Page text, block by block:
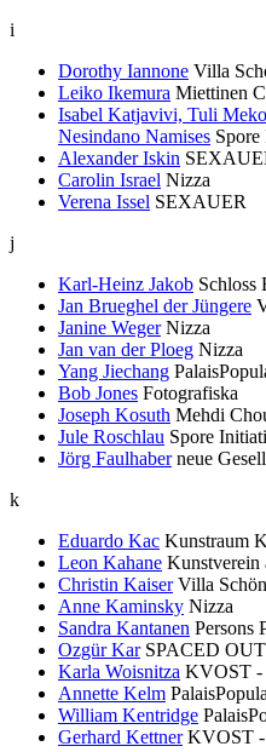
i
Dorothy Iannone Villa
Leiko Ikemura Miettinen
Isabel Katjavivi, Tuli
Nesindano Namises
Alexander Iskin
Carolin Israel Nizza
Verena Issel SEXAUER
j
Karl-Heinz Jakob Schloss
Jan Brueghel der Jüngere
Janine Weger Nizza
Jan van der Ploeg Nizza
Yang Jiechang
Bob Jones Fotografiska
Joseph Kosuth Mehdi
Jule Roschlau Spore
Jörg Faulhaber neue
k
Eduardo Kac Kunstraum
Leon Kahane Kunstverein
Christin Kaiser Villa
Anne Kaminsky Nizza
Sandra Kantanen Persons
Ozgür Kar SPACED
Karla Woisnitza KVOST -
Annette Kelm
William Kentridge
Gerhard Kettner KVOST -